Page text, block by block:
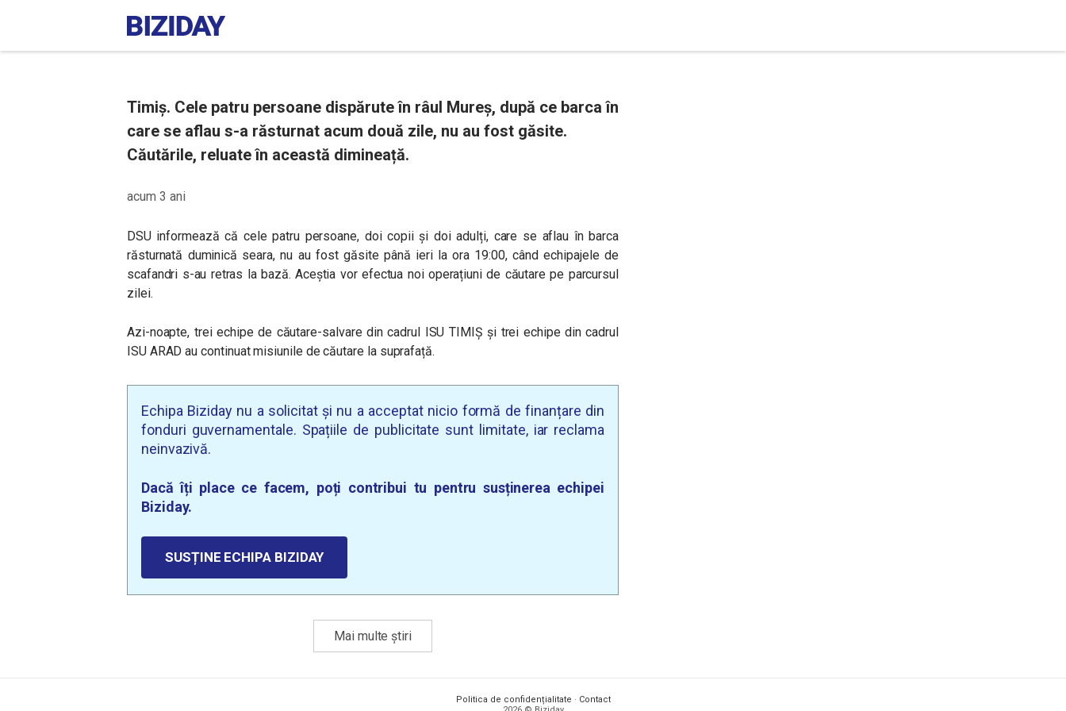
Timiș. Cele patru persoane dispărute în râul Mureș, după ce barca în
care se aflau s-a răsturnat acum două zile, nu au fost găsite.
Căutările, reluate în această dimineață.
acum 3 ani
DSU informează că cele patru persoane, doi copii și doi adulți, care se aflau în barca
răsturnată duminică seara, nu au fost găsite până ieri la ora 19:00, când echipajele de
scafandri s-au retras la bază. Aceștia vor efectua noi operațiuni de căutare pe parcursul
zilei.
Azi-noapte, trei echipe de căutare-salvare din cadrul ISU TIMIȘ și trei echipe din cadrul
ISU ARAD au continuat misiunile de căutare la suprafață.
Echipa Biziday nu a solicitat și nu a acceptat nicio formă de finanțare din
fonduri guvernamentale. Spațiile de publicitate sunt limitate, iar reclama
neinvazivă.
Dacă îți place ce facem, poți contribui tu pentru susținerea echipei
Biziday.
SUSȚINE ECHIPA BIZIDAY
Mai multe știri
Politica de confidențialitate · Contact